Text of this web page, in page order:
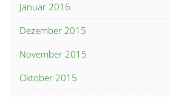
Januar 2016
Dezember 2015
November 2015
Oktober 2015